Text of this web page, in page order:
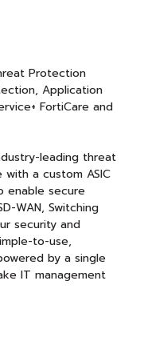
Protection
Application
FortiCare and
leading threat
a custom ASIC
enable secure
WAN, Switching
security and
to-use,
by a single
IT management